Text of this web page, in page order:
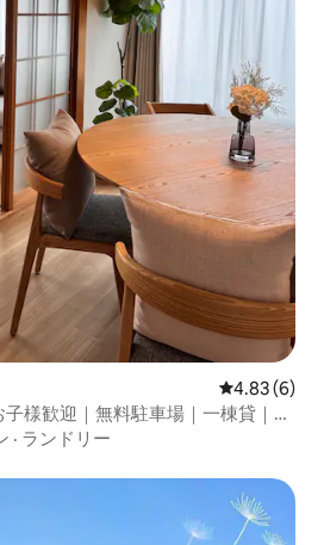
レビュー6
4.83 (6)
様歓迎｜無料駐車場｜一棟貸｜
徒歩５分
· ランドリー